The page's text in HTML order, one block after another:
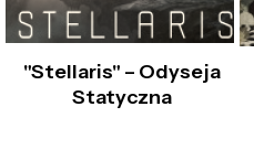
"Stellaris" – Odyseja
Statyczna